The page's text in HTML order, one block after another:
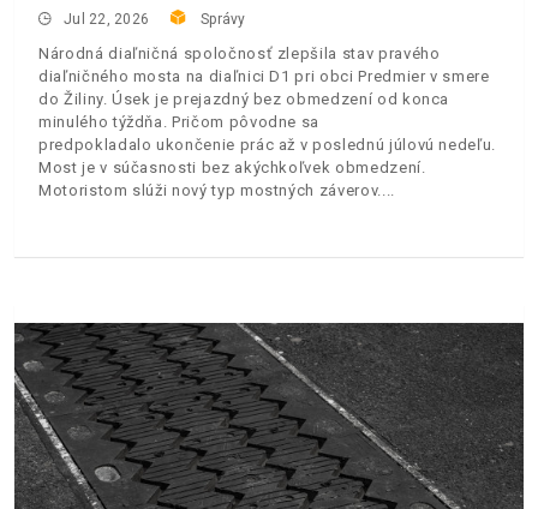
Jul 22, 2026 Správy
Národná diaľničná spoločnosť zlepšila stav pravého
diaľničného mosta na diaľnici D1 pri obci Predmier v smere
do Žiliny. Úsek je prejazdný bez obmedzení od konca
minulého týždňa. Pričom pôvodne sa
predpokladalo ukončenie prác až v poslednú júlovú nedeľu.
Most je v súčasnosti bez akýchkoľvek obmedzení.
Motoristom slúži nový typ mostných záverov.